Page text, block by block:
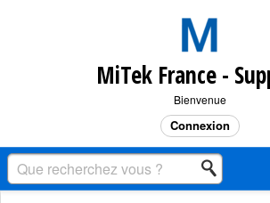
MiTek France -
Bienvenue
Connexion